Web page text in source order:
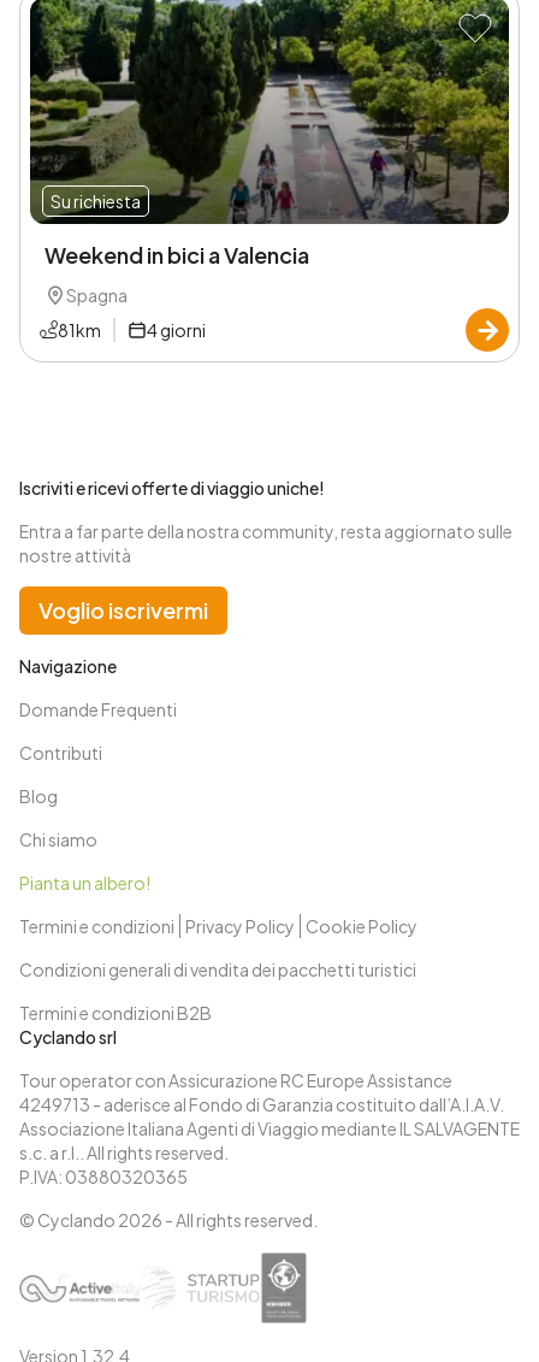
Su richiesta
Weekend in bici a Valencia
Spagna
81km 4giorni
Cyclando srl
Tour operator con Assicurazione RC Europe Assistance
4249713 - aderisce al Fondo di Garanzia costituito dall’A.I.A.V.
Associazione Italiana Agenti di Viaggio mediante IL SALVAGENTE
s.c. a r.l.. All rights reserved.
P.IVA: 03880320365
© Cyclando 2026 - All rights reserved.
Version 1.32.4
Navigazione
Domande Frequenti
Contributi
Blog
Chi siamo
Pianta un albero!
Termini e condizioni
Privacy Policy
Cookie Policy
Condizioni generali di vendita dei pacchetti turistici
Termini e condizioni B2B
Iscriviti e ricevi offerte di viaggio uniche!
Entra a far parte della nostra community, resta aggiornato sulle
nostre attività
Voglio iscrivermi